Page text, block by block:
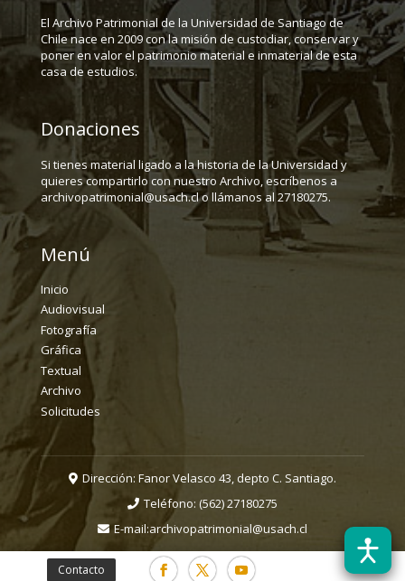
Contacto
El Archivo Patrimonial de la Universidad de Santiago de
Chile nace en 2009 con la misión de custodiar, conservar y
poner en valor el patrimonio material e inmaterial de esta
casa de estudios.
Donaciones
Si tienes material ligado a la historia de la Universidad y
quieres compartirlo con nuestro Archivo, escríbenos a
archivopatrimonial@usach.cl o llámanos al 27180275.
Menú
Inicio
Audiovisual
Fotografía
Gráfica
Textual
Archivo
Solicitudes
Dirección: Fanor Velasco 43, depto C. Santiago.
Teléfono: (562) 27180275
E-mail:archivopatrimonial@usach.cl